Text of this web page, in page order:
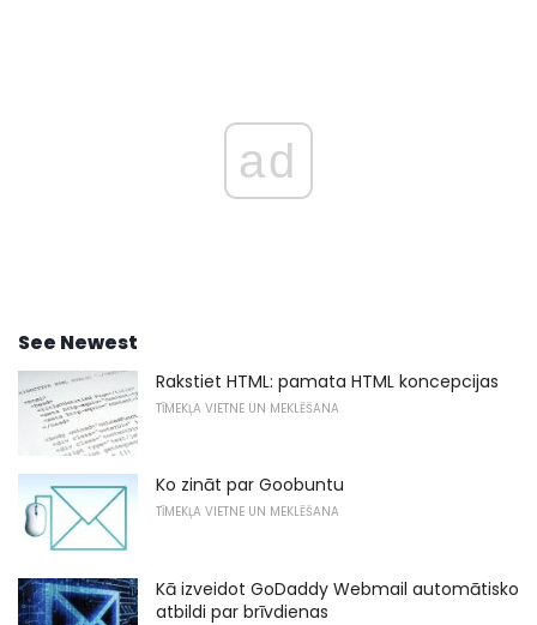
ad
See Newest
Rakstiet HTML: pamata HTML koncepcijas
TĪMEKĻA VIETNE UN MEKLĒŠANA
Ko zināt par Goobuntu
TĪMEKĻA VIETNE UN MEKLĒŠANA
Kā izveidot GoDaddy Webmail automātisko
atbildi par brīvdienas